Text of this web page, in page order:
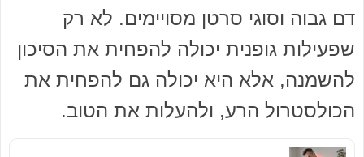
דם גבוה וסוגי סרטן מסויימים. לא רק
שפעילות גופנית יכולה להפחית את הסיכון
להשמנה, אלא היא יכולה גם להפחית את
הכולסטרול הרע, ולהעלות את הטוב.